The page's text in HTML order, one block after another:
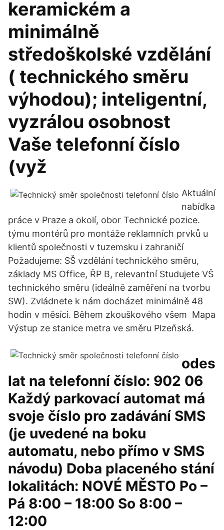
keramickém a
minimálně
středoškolské vzdělání
( technického směru
výhodou); inteligentní,
vyzrálou osobnost
Vaše telefonní číslo
(vyž
Aktuální
nabídka
práce v Praze a okolí, obor Technické pozice.
týmu montérů pro montáže reklamních prvků u
klientů společnosti v tuzemsku i zahraničí
Požadujeme: SŠ vzdělání technického směru,
základy MS Office, ŘP B, relevantní Studujete VŠ
technického směru (ideálně zaměření na tvorbu
SW). Zvládnete k nám docházet minimálně 48
hodin v měsíci. Během zkouškového všem Mapa
Výstup ze stanice metra ve směru Plzeňská.
odes
lat na telefonní číslo: 902 06
Každý parkovací automat má
svoje číslo pro zadávání SMS
(je uvedené na boku
automatu, nebo přímo v SMS
návodu) Doba placeného stání
lokalitách: NOVÉ MĚSTO Po –
Pá 8:00 – 18:00 So 8:00 –
12:00